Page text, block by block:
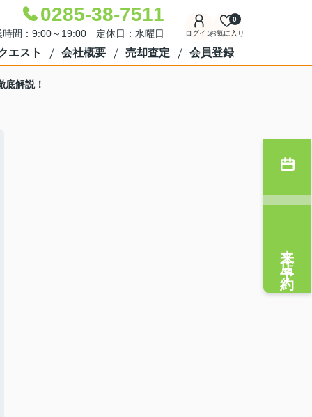
0285-38-7511
時間：9:00～19:00 定休日：水曜日 ログインお気に入り
0
エスト 会社概要 売却査定 会員登録
底解説！
来店予約